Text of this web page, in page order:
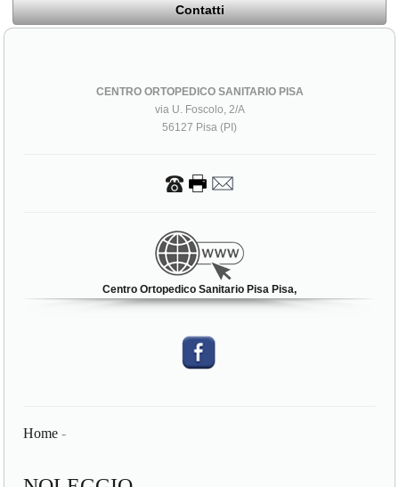
Contatti
CENTRO ORTOPEDICO SANITARIO PISA
via U. Foscolo, 2/A
56127 Pisa (PI)
Centro Ortopedico Sanitario Pisa Pisa,
Home -